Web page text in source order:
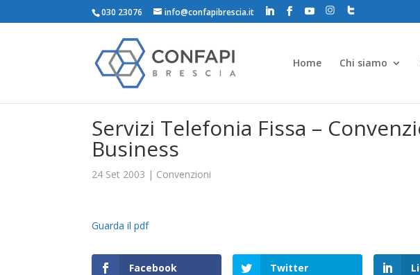
030 23076 info@confapibrescia.it
Home Chi siamo
Servizi Telefonia Fissa –
Business
24 Set 2003 | Convenzioni
Guarda il pdf
Facebook Twitter